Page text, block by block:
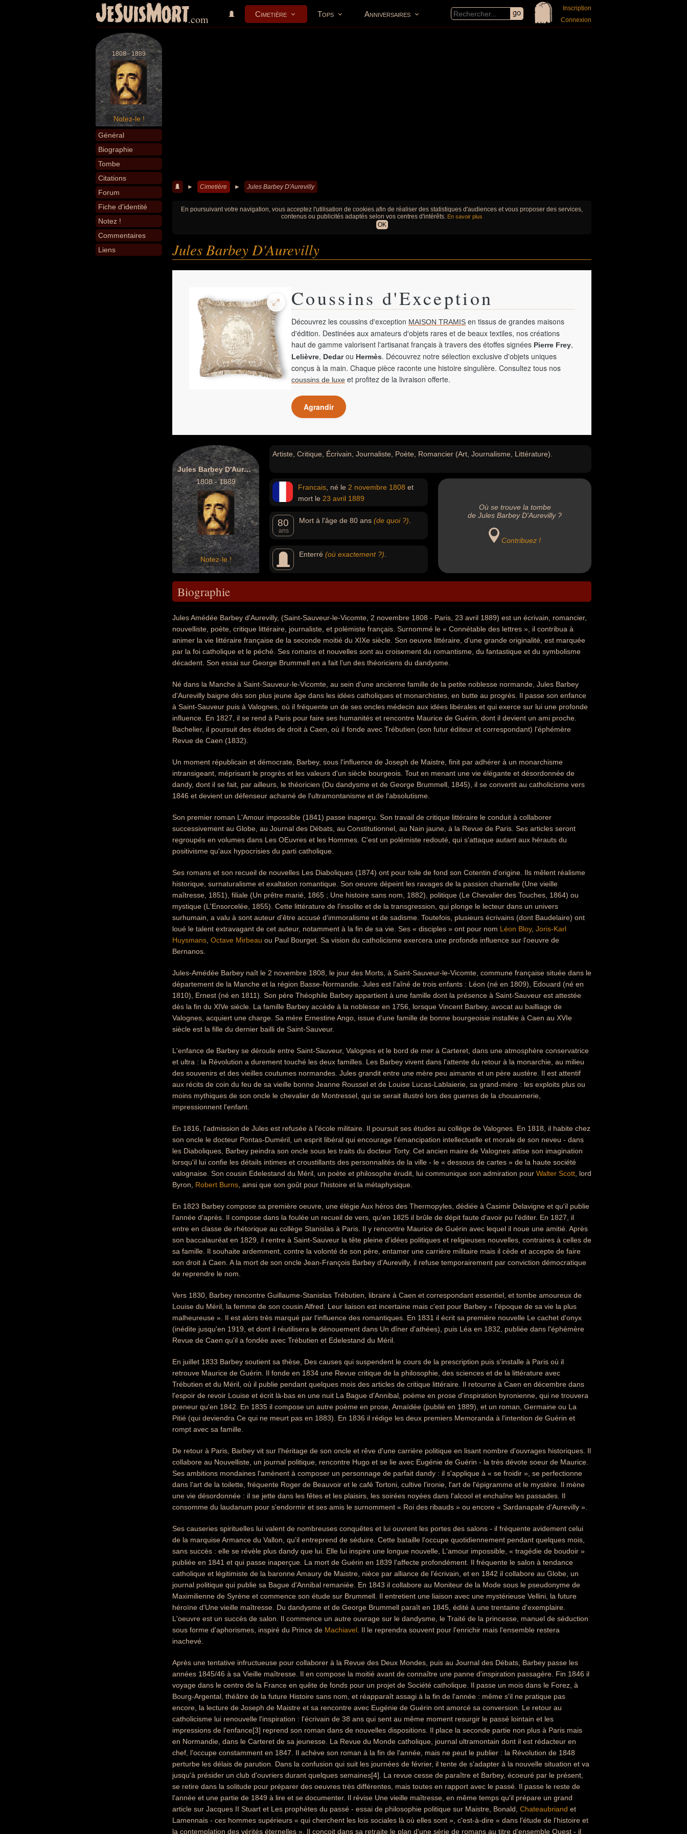
JeSuisMort.com Cimetière Tops Anniversaires
Inscription
Connexion
1808 - 1889
Notez-le !
Général
Biographie
Tombe
Citations
Forum
Fiche d'identité
Notez !
Commentaires
Liens
► Cimetière ► Jules Barbey D'Aurevilly
En poursuivant votre navigation, vous acceptez l'utilisation de cookies afin de réaliser des statistiques d'audiences et vous proposer des services,
contenus ou publicités adaptés selon vos centres d'intérêts. En savoir plus
OK
Jules Barbey D'Aurevilly
Coussins d'Exception
Découvrez les coussins d'exception MAISON TRAMIS en tissus de grandes maisons
d'édition. Destinées aux amateurs d'objets rares et de beaux textiles, nos créations
haut de gamme valorisent l'artisanat français à travers des étoffes signées Pierre Frey,
Lelièvre, Dedarou Hermès. Découvrez notre sélection exclusive d'objets uniques
conçus à la main. Chaque pièce raconte une histoire singulière. Consultez tous nos
coussins de luxe et profitez de la livraison offerte.
Agrandir
Jules Barbey D'Aurevilly
1808 - 1889
Notez-le !
Artiste, Critique, Écrivain, Journaliste, Poète, Romancier (Art, Journalisme, Littérature).
Francais , né le 2 novembre 1808 et
mort le 23 avril 1889
80
ans
Mort à l'âge de 80 ans (de quoi ?)
Enterré (où exactement ?)
Où se trouve la tombe
de Jules Barbey D'Aurevilly ?
Contribuez !
Biographie
Jules Amédée Barbey d'Aurevilly, (Saint-Sauveur-le-Vicomte, 2 novembre 1808 - Paris, 23 avril 1889) est un écrivain, romancier,
nouvelliste, poète, critique littéraire, journaliste, et polémiste français. Surnommé le « Connétable des lettres », il contribua à
animer la vie littéraire française de la seconde moitié du XIXe siècle. Son oeuvre littéraire, d'une grande originalité, est marquée
par la foi catholique et le péché. Ses romans et nouvelles sont au croisement du romantisme, du fantastique et du symbolisme
décadent. Son essai sur George Brummell en a fait l'un des théoriciens du dandysme.
Né dans la Manche à Saint-Sauveur-le-Vicomte, au sein d'une ancienne famille de la petite noblesse normande, Jules Barbey
d'Aurevilly baigne dès son plus jeune âge dans les idées catholiques et monarchistes, en butte au progrès. Il passe son enfance
à Saint-Sauveur puis à Valognes, où il fréquente un de ses oncles médecin aux idées libérales et qui exerce sur lui une profonde
influence. En 1827, il se rend à Paris pour faire ses humanités et rencontre Maurice de Guérin, dont il devient un ami proche.
Bachelier, il poursuit des études de droit à Caen, où il fonde avec Trébutien (son futur éditeur et correspondant) l'éphémère
Revue de Caen (1832).
Un moment républicain et démocrate, Barbey, sous l'influence de Joseph de Maistre, finit par adhérer à un monarchisme
intransigeant, méprisant le progrès et les valeurs d'un siècle bourgeois. Tout en menant une vie élégante et désordonnée de
dandy, dont il se fait, par ailleurs, le théoricien (Du dandysme et de George Brummell, 1845), il se convertit au catholicisme vers
1846 et devient un défenseur acharné de l'ultramontanisme et de l'absolutisme.
Son premier roman L'Amour impossible (1841) passe inaperçu. Son travail de critique littéraire le conduit à collaborer
successivement au Globe, au Journal des Débats, au Constitutionnel, au Nain jaune, à la Revue de Paris. Ses articles seront
regroupés en volumes dans Les OEuvres et les Hommes. C'est un polémiste redouté, qui s'attaque autant aux hérauts du
positivisme qu'aux hypocrisies du parti catholique.
Ses romans et son recueil de nouvelles Les Diaboliques (1874) ont pour toile de fond son Cotentin d'origine. Ils mêlent réalisme
historique, surnaturalisme et exaltation romantique. Son oeuvre dépeint les ravages de la passion charnelle (Une vieille
maîtresse, 1851), filiale (Un prêtre marié, 1865 ; Une histoire sans nom, 1882), politique (Le Chevalier des Touches, 1864) ou
mystique (L'Ensorcelée, 1855). Cette littérature de l'insolite et de la transgression, qui plonge le lecteur dans un univers
surhumain, a valu à sont auteur d'être accusé d'immoralisme et de sadisme. Toutefois, plusieurs écrivains (dont Baudelaire) ont
loué le talent extravagant de cet auteur, notamment à la fin de sa vie. Ses « disciples » ont pour nom Léon Bloy, Joris-Karl
Huysmans Octave Mirbeau ou Paul Bourget. Sa vision du catholicisme exercera une profonde influence sur l'oeuvre de
Bernanos.
Jules-Amédée Barbey naît le 2 novembre 1808, le jour des Morts, à Saint-Sauveur-le-Vicomte, commune française située dans le
département de la Manche et la région Basse-Normandie. Jules est l'aîné de trois enfants : Léon (né en 1809), Edouard (né en
1810), Ernest (né en 1811). Son père Théophile Barbey appartient à une famille dont la présence à Saint-Sauveur est attestée
dès la fin du XIVe siècle. La famille Barbey accède à la noblesse en 1756, lorsque Vincent Barbey, avocat au bailliage de
Valognes, acquiert une charge. Sa mère Ernestine Ango, issue d'une famille de bonne bourgeoisie installée à Caen au XVIe
siècle est la fille du dernier bailli de Saint-Sauveur.
L'enfance de Barbey se déroule entre Saint-Sauveur, Valognes et le bord de mer à Carteret, dans une atmosphère conservatrice
et ultra : la Révolution a durement touché les deux familles. Les Barbey vivent dans l'attente du retour à la monarchie, au milieu
des souvenirs et des vieilles coutumes normandes. Jules grandit entre une mère peu aimante et un père austère. Il est attentif
aux récits de coin du feu de sa vieille bonne Jeanne Roussel et de Louise Lucas-Lablaierie, sa grand-mère : les exploits plus ou
moins mythiques de son oncle le chevalier de Montressel, qui se serait illustré lors des guerres de la chouannerie,
impressionnent l'enfant.
En 1816, l'admission de Jules est refusée à l'école militaire. Il poursuit ses études au collège de Valognes. En 1818, il habite chez
son oncle le docteur Pontas-Duméril, un esprit libéral qui encourage l'émancipation intellectuelle et morale de son neveu - dans
les Diaboliques, Barbey peindra son oncle sous les traits du docteur Torty. Cet ancien maire de Valognes attise son imagination
lorsqu'il lui confie les détails intimes et croustillants des personnalités de la ville - le « dessous de cartes » de la haute société
valognaise. Son cousin Edelestand du Méril, un poète et philosophe érudit, lui communique son admiration pour Walter Scott , lord
Byron, Robert Burns , ainsi que son goût pour l'histoire et la métaphysique.
En 1823 Barbey compose sa première oeuvre, une élégie Aux héros des Thermopyles, dédiée à Casimir Delavigne et qu'il publie
l'année d'après. Il compose dans la foulée un recueil de vers, qu'en 1825 il brûle de dépit faute d'avoir pu l'éditer. En 1827, il
entre en classe de rhétorique au collège Stanislas à Paris. Il y rencontre Maurice de Guérin avec lequel il noue une amitié. Après
son baccalauréat en 1829, il rentre à Saint-Sauveur la tête pleine d'idées politiques et religieuses nouvelles, contraires à celles de
sa famille. Il souhaite ardemment, contre la volonté de son père, entamer une carrière militaire mais il cède et accepte de faire
son droit à Caen. A la mort de son oncle Jean-François Barbey d'Aurevilly, il refuse temporairement par conviction démocratique
de reprendre le nom.
Vers 1830, Barbey rencontre Guillaume-Stanislas Trébutien, libraire à Caen et correspondant essentiel, et tombe amoureux de
Louise du Méril, la femme de son cousin Alfred. Leur liaison est incertaine mais c'est pour Barbey « l'époque de sa vie la plus
malheureuse ». Il est alors très marqué par l'influence des romantiques. En 1831 il écrit sa première nouvelle Le cachet d'onyx
(inédite jusqu'en 1919, et dont il réutilisera le dénouement dans Un dîner d'athées), puis Léa en 1832, publiée dans l'éphémère
Revue de Caen qu'il a fondée avec Trébutien et Edelestand du Méril.
En juillet 1833 Barbey soutient sa thèse, Des causes qui suspendent le cours de la prescription puis s'installe à Paris où il
retrouve Maurice de Guérin. Il fonde en 1834 une Revue critique de la philosophie, des sciences et de la littérature avec
Trébutien et du Méril, où il publie pendant quelques mois des articles de critique littéraire. Il retourne à Caen en décembre dans
l'espoir de revoir Louise et écrit là-bas en une nuit La Bague d'Annibal, poème en prose d'inspiration byronienne, qui ne trouvera
preneur qu'en 1842. En 1835 il compose un autre poème en prose, Amaïdée (publié en 1889), et un roman, Germaine ou La
Pitié (qui deviendra Ce qui ne meurt pas en 1883). En 1836 il rédige les deux premiers Memoranda à l'intention de Guérin et
rompt avec sa famille.
De retour à Paris, Barbey vit sur l'héritage de son oncle et rêve d'une carrière politique en lisant nombre d'ouvrages historiques. Il
collabore au Nouvelliste, un journal politique, rencontre Hugo et se lie avec Eugénie de Guérin - la très dévote soeur de Maurice.
Ses ambitions mondaines l'amènent à composer un personnage de parfait dandy : il s'applique à « se froidir », se perfectionne
dans l'art de la toilette, fréquente Roger de Beauvoir et le café Tortoni, cultive l'ironie, l'art de l'épigramme et le mystère. Il mène
une vie désordonnée : il se jette dans les fêtes et les plaisirs, les soirées noyées dans l'alcool et enchaîne les passades. Il
consomme du laudanum pour s'endormir et ses amis le surnomment « Roi des ribauds » ou encore « Sardanapale d'Aurevilly ».
Ses causeries spirituelles lui valent de nombreuses conquêtes et lui ouvrent les portes des salons - il fréquente avidement celui
de la marquise Armance du Vallon, qu'il entreprend de séduire. Cette bataille l'occupe quotidiennement pendant quelques mois,
sans succès : elle se révèle plus dandy que lui. Elle lui inspire une longue nouvelle, L'amour impossible, « tragédie de boudoir »
publiée en 1841 et qui passe inaperçue. La mort de Guérin en 1839 l'affecte profondément. Il fréquente le salon à tendance
catholique et légitimiste de la baronne Amaury de Maistre, nièce par alliance de l'écrivain, et en 1842 il collabore au Globe, un
journal politique qui publie sa Bague d'Annibal remaniée. En 1843 il collabore au Moniteur de la Mode sous le pseudonyme de
Maximilienne de Syrène et commence son étude sur Brummell. Il entretient une liaison avec une mystérieuse Vellini, la future
héroïne d'Une vieille maîtresse. Du dandysme et de George Brummell paraît en 1845, édité à une trentaine d'exemplaire.
L'oeuvre est un succès de salon. Il commence un autre ouvrage sur le dandysme, le Traité de la princesse, manuel de séduction
sous forme d'aphorismes, inspiré du Prince de Machiavel . Il le reprendra souvent pour l'enrichir mais l'ensemble restera
inachevé.
Après une tentative infructueuse pour collaborer à la Revue des Deux Mondes, puis au Journal des Débats, Barbey passe les
années 1845/46 à sa Vieille maîtresse. Il en compose la moitié avant de connaître une panne d'inspiration passagère. Fin 1846 il
voyage dans le centre de la France en quête de fonds pour un projet de Société catholique. Il passe un mois dans le Forez, à
Bourg-Argental, théâtre de la future Histoire sans nom, et réapparaît assagi à la fin de l'année : même s'il ne pratique pas
encore, la lecture de Joseph de Maistre et sa rencontre avec Eugénie de Guérin ont amorcé sa conversion. Le retour au
catholicisme lui renouvelle l'inspiration : l'écrivain de 38 ans qui sent au même moment resurgir le passé lointain et les
impressions de l'enfance[3] reprend son roman dans de nouvelles dispositions. Il place la seconde partie non plus à Paris mais
en Normandie, dans le Carteret de sa jeunesse. La Revue du Monde catholique, journal ultramontain dont il est rédacteur en
chef, l'occupe constamment en 1847. Il achève son roman à la fin de l'année, mais ne peut le publier : la Révolution de 1848
perturbe les délais de parution. Dans la confusion qui suit les journées de février, il tente de s'adapter à la nouvelle situation et va
jusqu'à présider un club d'ouvriers durant quelques semaines[4]. La revue cesse de paraître et Barbey, écoeuré par le présent,
se retire dans la solitude pour préparer des oeuvres très différentes, mais toutes en rapport avec le passé. Il passe le reste de
l'année et une partie de 1849 à lire et se documenter. Il révise Une vieille maîtresse, en même temps qu'il prépare un grand
article sur Jacques II Stuart et Les prophètes du passé - essai de philosophie politique sur Maistre, Bonald, Chateaubriand et
Lamennais - ces hommes supérieurs « qui cherchent les lois sociales là où elles sont », c'est-à-dire « dans l'étude de l'histoire et
la contemplation des vérités éternelles ». Il conçoit dans sa retraite le plan d'une série de romans au titre d'ensemble Ouest - il